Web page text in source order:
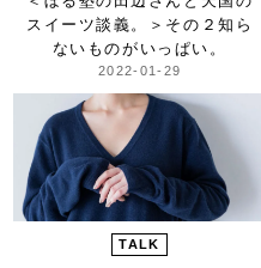
スイーツ談義。＞ その２知ら
ないものがいっぱい。
2022-01-29
TALK